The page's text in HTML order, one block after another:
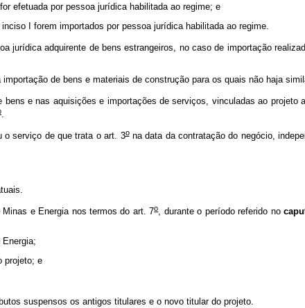
efetuada por pessoa jurídica habilitada ao regime; e
I forem importados por pessoa jurídica habilitada ao regime.
jurídica adquirente de bens estrangeiros, no caso de importação
de bens e materiais de construção para os quais não haja
e nas aquisições e importações de serviços, vinculadas ao projeto
o serviço de que trata o art. 3ona data da contratação do negócio,
e Energia nos termos do art. 7o, durante o período referido no
projeto; e
suspensos os antigos titulares e o novo titular do projeto.